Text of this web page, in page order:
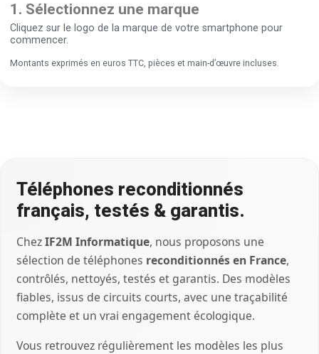
1. Sélectionnez une marque
Cliquez sur le logo de la marque de votre smartphone pour
commencer.
Montants exprimés en euros TTC, pièces et main-d’œuvre incluses.
Téléphones reconditionnés
français, testés & garantis.
ChezIF2M Informatique, nous proposons une
sélection de téléphones reconditionnés en France,
contrôlés, nettoyés, testés et garantis. Des modèles
fiables, issus de circuits courts, avec une traçabilité
complète et un vrai engagement écologique.
Vous retrouvez régulièrement les modèles les plus